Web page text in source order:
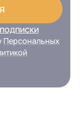
Персональных
Персональных
Персональных